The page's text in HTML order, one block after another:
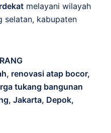
melayani wilayah
selatan, kabupaten
renovasi atap bocor,
tukang bangunan
Jakarta, Depok,